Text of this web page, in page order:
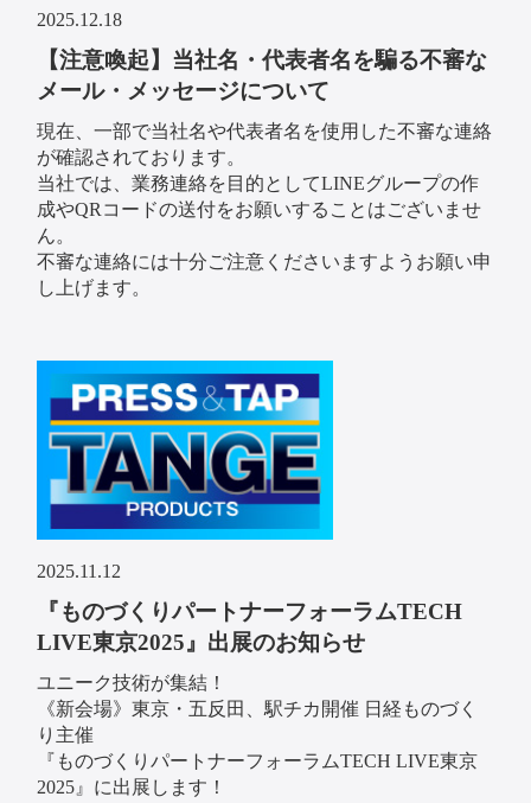
2025.12.18
【注意喚起】当社名・代表者名を騙る不審な
メール・メッセージについて
現在、一部で当社名や代表者名を使用した不審な連絡
が確認されております。
当社では、業務連絡を目的としてLINEグループの作
成やQRコードの送付をお願いすることはございませ
ん。
不審な連絡には十分ご注意くださいますようお願い申
し上げます。
2025.11.12
『ものづくりパートナーフォーラムTECH
LIVE東京2025』出展のお知らせ
ユニーク技術が集結！
《新会場》東京・五反田、駅チカ開催 日経ものづく
り主催
『ものづくりパートナーフォーラムTECH LIVE東京
2025』に出展します！